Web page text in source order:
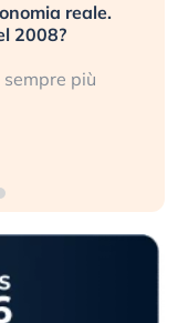
a spegnere
sottovalutando il
continuano a